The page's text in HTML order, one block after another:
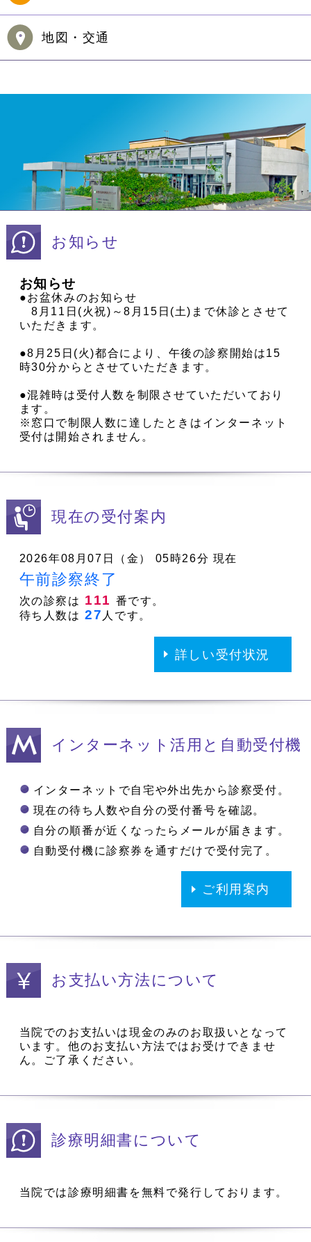
地図・交通
お知らせ
お知らせ
●お盆休みのお知らせ
8月11日(火祝)～8月15日(土)まで休診とさせて
いただきます。
●8月25日(火)都合により、午後の診察開始は15
時30分からとさせていただきます。
●混雑時は受付人数を制限させていただいており
ます。
※窓口で制限人数に達したときはインターネット
受付は開始されません。
現在の受付案内
2026年08月07日（金） 05時26分 現在
午前診察終了
次の診察は 111 番です。
待ち人数は 27 人です。
詳しい受付状況
インターネット活用と自動受付機
インターネットで自宅や外出先から診察受付。
現在の待ち人数や自分の受付番号を確認。
自分の順番が近くなったらメールが届きます。
自動受付機に診察券を通すだけで受付完了。
ご利用案内
お支払い方法について
当院でのお支払いは現金のみのお取扱いとなって
います。他のお支払い方法ではお受けできませ
ん。ご了承ください。
診療明細書について
当院では診療明細書を無料で発行しております。